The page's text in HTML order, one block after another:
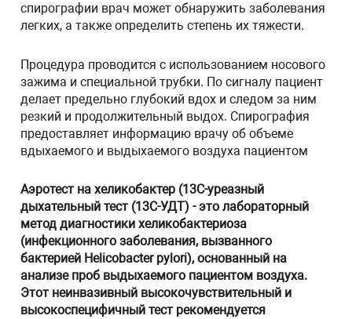
спирографии врач может обнаружить заболевания
легких, а также определить степень их тяжести.
Процедура проводится с использованием носового
зажима и специальной трубки. По сигналу пациент
делает предельно глубокий вдох и следом за ним
резкий и продолжительный выдох. Спирография
предоставляет информацию врачу об объеме
вдыхаемого и выдыхаемого воздуха пациентом
Аэротест на хеликобактер (13С-уреазный
дыхательный тест (13С-УДТ) - это лабораторный
метод диагностики хеликобактериоза
(инфекционного заболевания, вызванного
бактерией Helicobacter pylori), основанный на
анализе проб выдыхаемого пациентом воздуха.
Этот неинвазивный высокочувствительный и
высокоспецифичный тест рекомендуется